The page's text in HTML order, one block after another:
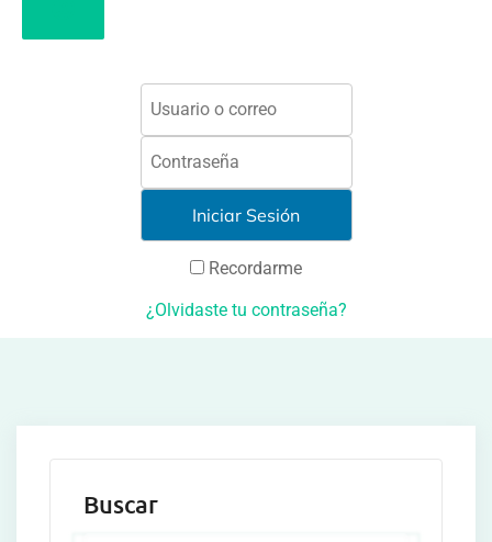
Recordarme
¿Olvidaste tu contraseña?
Buscar